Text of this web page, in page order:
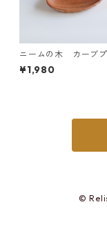
ニームの木 カーブ
¥1,980
©